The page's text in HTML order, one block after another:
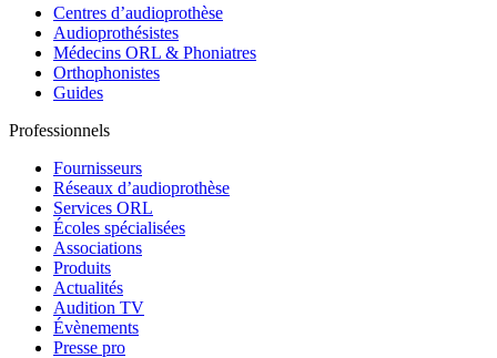
Centres d’audioprothèse
Audioprothésistes
Médecins ORL & Phoniatres
Orthophonistes
Guides
Professionnels
Fournisseurs
Réseaux d’audioprothèse
Services ORL
Écoles spécialisées
Associations
Produits
Actualités
Audition TV
Évènements
Presse pro